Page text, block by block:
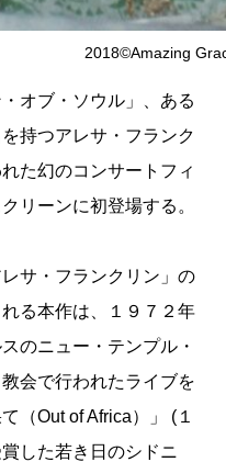
2018©️Amazing
オブ・ソウル」、ある
持つアレサ・フランク
た幻のコンサートフィ
リーンに初登場する。
サ・フランクリン」の
る本作は、１９７２年
のニュー・テンプル・
会で行われたライブを
（Out of Africa）」 (１
した若き日のシドニ